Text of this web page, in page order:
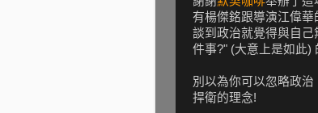
有楊傑銘跟導演江偉
談到政治就覺得與自
件事?" (大意上是如此)
別以為你可以忽略政
捍衛的理念!